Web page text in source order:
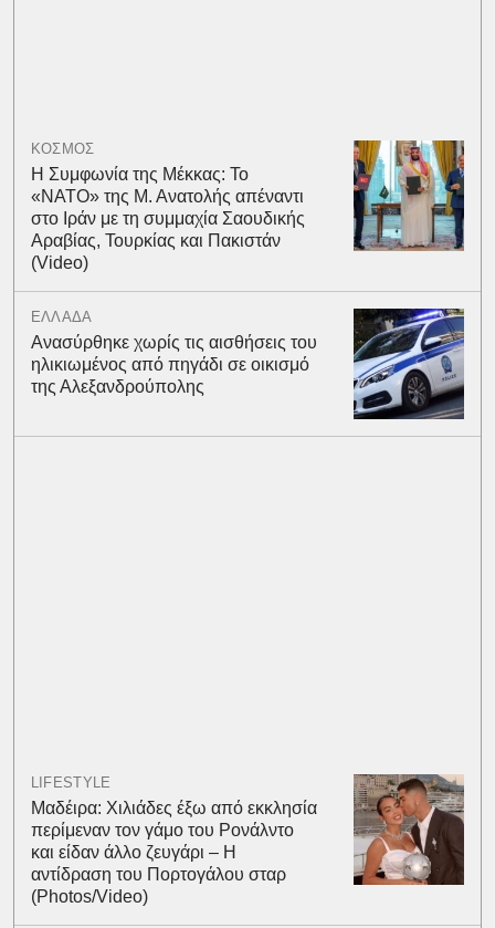
ΚΟΣΜΟΣ
Η Συμφωνία της Μέκκας: Το
«ΝΑΤΟ» της Μ. Ανατολής απέναντι
στο Ιράν με τη συμμαχία Σαουδικής
Αραβίας, Τουρκίας και Πακιστάν
(Video)
ΕΛΛΑΔΑ
Ανασύρθηκε χωρίς τις αισθήσεις του
ηλικιωμένος από πηγάδι σε οικισμό
της Αλεξανδρούπολης
LIFESTYLE
Μαδέιρα: Χιλιάδες έξω από εκκλησία
περίμεναν τον γάμο του Ρονάλντο
και είδαν άλλο ζευγάρι – Η
αντίδραση του Πορτογάλου σταρ
(Photos/Video)